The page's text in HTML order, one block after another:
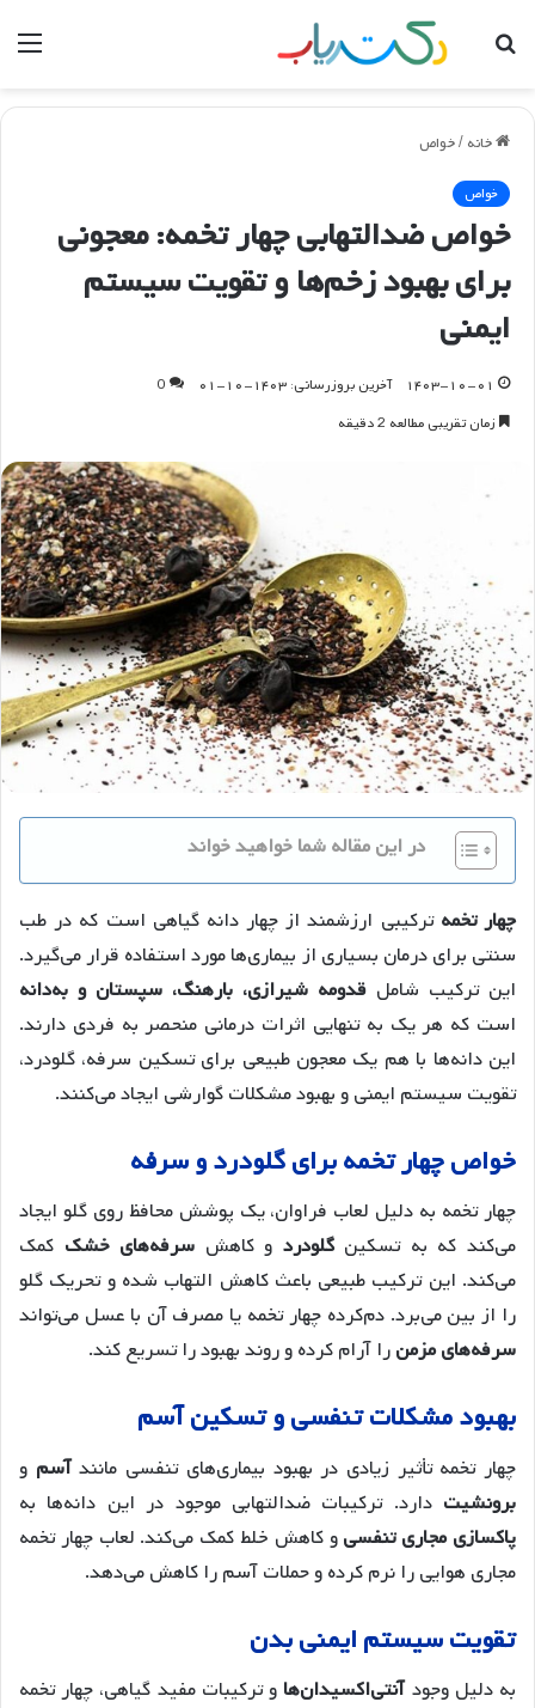
جستجو
خانه /خواص
خواص
خواص ضدالتهابی چهار تخمه: معجونی
برای بهبود زخم‌ها و تقویت سیستم
ایمنی
۱۴۰۳-۱۰-۰۱ آخرین بروزرسانی: ۱۴۰۳-۱۰-۰۱
0
زمان تقریبی مطالعه 2 دقیقه
در این مقاله شما خواهید خواند
چهار تخمه ترکیبی ارزشمند از چهار دانه گیاهی است که در طب
سنتی برای درمان بسیاری از بیماری‌ها مورد استفاده قرار می‌گیرد.
این ترکیب شامل قدومه شیرازی، بارهنگ، سپستان و به‌دانه
است که هر یک به تنهایی اثرات درمانی منحصر به فردی دارند.
این دانه‌ها با هم یک معجون طبیعی برای تسکین سرفه، گلودرد،
تقویت سیستم ایمنی و بهبود مشکلات گوارشی ایجاد می‌کنند.
خواص چهار تخمه برای گلودرد و سرفه
چهار تخمه به دلیل لعاب فراوان، یک پوشش محافظ روی گلو ایجاد
می‌کند که به تسکینگلودرد و کاهش سرفه‌های خشک کمک
می‌کند. این ترکیب طبیعی باعث کاهش التهاب شده و تحریک گلو
را از بین می‌برد. دم‌کرده چهار تخمه یا مصرف آن با عسل می‌تواند
سرفه‌های مزمنرا آرام کرده و روند بهبود را تسریع کند.
بهبود مشکلات تنفسی و تسکین آسم
چهار تخمه تأثیر زیادی در بهبود بیماری‌های تنفسی مانندآسم و
برونشیت دارد. ترکیبات ضدالتهابی موجود در این دانه‌ها به
پاکسازی مجاری تنفسیو کاهش خلط کمک می‌کند. لعاب چهار تخمه
مجاری هوایی را نرم کرده و حملات آسم را کاهش می‌دهد.
تقویت سیستم ایمنی بدن
به دلیل وجودآنتی‌اکسیدان‌ها و ترکیبات مفید گیاهی، چهار تخمه